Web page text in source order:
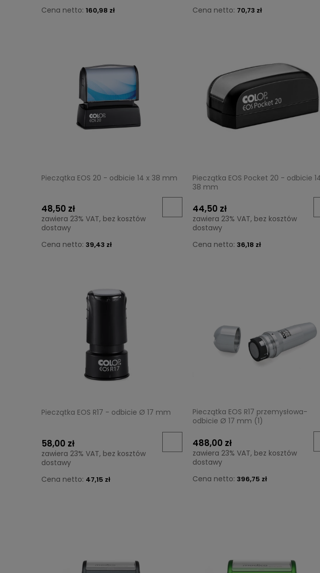
Cena netto: 160,98 zł
Cena netto: 70,73 zł
Pieczątka EOS 20 - odbicie 14 x 38 mm
48,50 zł
zawiera 23% VAT, bez kosztów
dostawy
Cena netto: 39,43 zł
Pieczątka EOS Pocket 20 - odbicie
38 mm
44,50 zł
zawiera 23% VAT, bez kosztów
dostawy
Cena netto: 36,18 zł
Pieczątka EOS R17 - odbicie Ø 17 mm
58,00 zł
zawiera 23% VAT, bez kosztów
dostawy
Cena netto: 47,15 zł
Pieczątka EOS R17 przemysłowa-
odbicie Ø 17 mm (1)
488,00 zł
zawiera 23% VAT, bez kosztów
dostawy
Cena netto: 396,75 zł